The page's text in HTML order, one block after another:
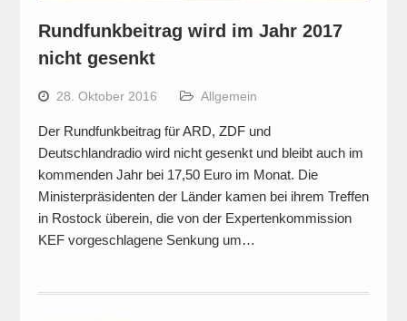
Rundfunkbeitrag wird im Jahr 2017
nicht gesenkt
28. Oktober 2016 Allgemein
Der Rundfunkbeitrag für ARD, ZDF und
Deutschlandradio wird nicht gesenkt und bleibt auch im
kommenden Jahr bei 17,50 Euro im Monat. Die
Ministerpräsidenten der Länder kamen bei ihrem Treffen
in Rostock überein, die von der Expertenkommission
KEF vorgeschlagene Senkung um…